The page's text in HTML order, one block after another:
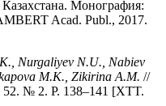
Казахстана. Монография:
Acad. Publ., 2017.
Nurgaliyev N.U., Nabiev
M.K., Zikirina A.M. //
52. № 2. P. 138–141 [XTT.